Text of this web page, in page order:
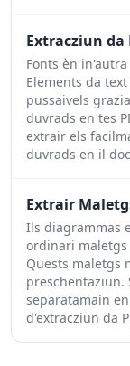
Extracziun da
Fonts èn
Elements da
pussaivels
duvrads en tes
extrair els
duvrads en il
Extrair
Ils diagrammas
ordinari
Quests maletgs
preschentaziun.
separatamain
d'extracziun da